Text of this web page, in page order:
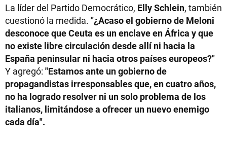
La líder del Partido Democrático, Elly Schlein, también
cuestionó la medida. "¿Acaso el gobierno de Meloni
desconoce que Ceuta es un enclave en África y que
no existe libre circulación desde allí ni hacia la
España peninsular ni hacia otros países europeos?"
Y agregó: "Estamos ante un gobierno de
propagandistas irresponsables que, en cuatro años,
no ha logrado resolver ni un solo problema de los
italianos, limitándose a ofrecer un nuevo enemigo
cada día".